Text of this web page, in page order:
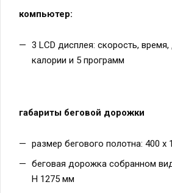
компьютер:
3 LCD дисплея: скорость, время,
калории и 5 программ
габариты беговой дорожки
размер бегового полотна: 400 х
беговая дорожка собранном
H 1275 мм